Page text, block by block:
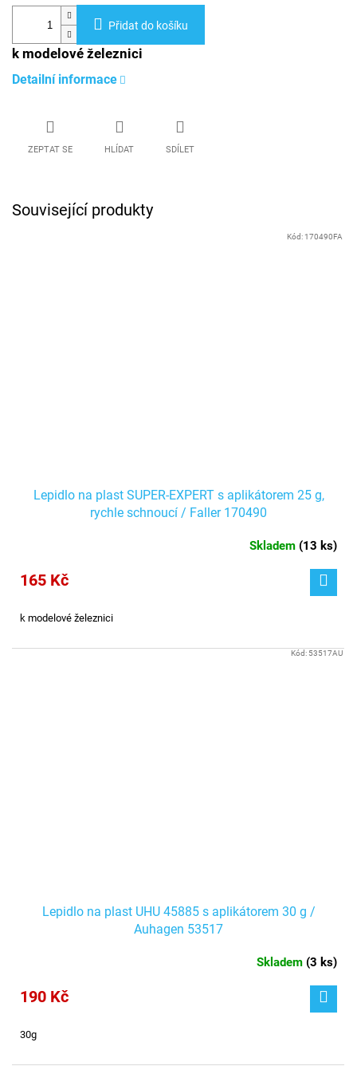
Přidat do košíku
k modelové železnici
Detailní informace
ZEPTAT SE HLÍDAT SDÍLET
Související produkty
Lepidlo na plast SUPER-EXPERT s aplikátorem 25 g,
rychle schnoucí / Faller 170490
Skladem (13 ks)
165 Kč
k modelové železnici
Kód: 170490FA
Lepidlo na plast UHU 45885 s aplikátorem 30 g /
Auhagen 53517
Skladem (3 ks)
190 Kč
30g
Kód: 53517AU